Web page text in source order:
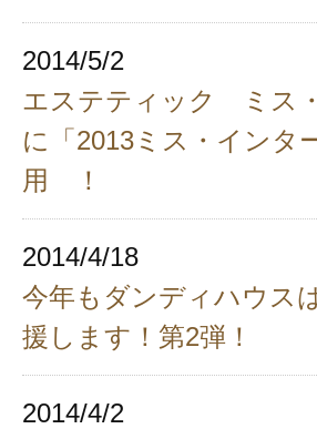
2014/5/2
エステティック ミス
に「2013ミス・インタ
用 ！
2014/4/18
今年もダンディハウス
援します！第2弾！
2014/4/2